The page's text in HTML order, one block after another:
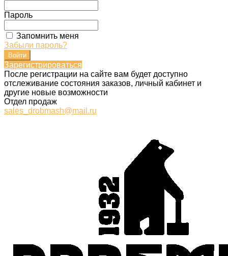
Пароль
Запомнить меня
Забыли пароль?
Зарегистрироваться
После регистрации на сайте вам будет доступно
отслеживание состояния заказов, личный кабинет и
другие новые возможности
Отдел продаж
sales_drobmash@mail.ru